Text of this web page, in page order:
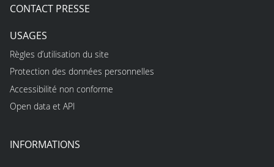
CONTACT PRESSE
USAGES
Règles d’utilisation du site
Protection des données personnelles
Accessibilité non conforme
Open data et API
INFORMATIONS